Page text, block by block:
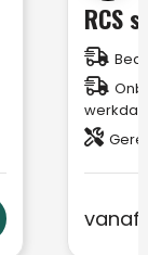
vanaf